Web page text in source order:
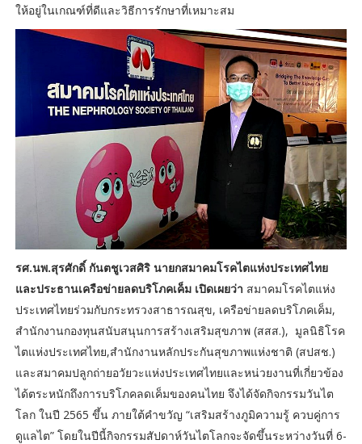
ให้อยู่ในเกณฑ์ที่ดีและวิธีการรักษาที่เหมาะสม
รศ.นพ.สุรศักดิ์ กันตชูเวสศิริ นายกสมาคมโรคไตแห่งประเทศไทย
และประธานเครือข่ายลดบริโภคเค็ม เปิดเผยว่า สมาคมโรคไตแห่ง
ประเทศไทยร่วมกับกระทรวงสาธารณสุข, เครือข่ายลดบริโภคเค็ม,
สำนักงานกองทุนสนับสนุนการสร้างเสริมสุขภาพ (สสส.), มูลนิธิโรค
ไตแห่งประเทศไทย,สำนักงานหลักประกันสุขภาพแห่งชาติ (สปสช.)
และสมาคมปลูกถ่ายอวัยวะแห่งประเทศไทยและหน่วยงานที่เกี่ยวข้อง
ได้ตระหนักถึงการบริโภคลดเค็มของคนไทย จึงได้จัดกิจกรรมวันไต
โลก ในปี 2565 ขึ้น ภายใต้คำขวัญ “เสริมสร้างภูมิความรู้ ควบคู่การ
ดูแลไต” โดยในปีนี้กิจกรรมสัปดาห์วันไตโลกจะจัดขึ้นระหว่างวันที่ 6-